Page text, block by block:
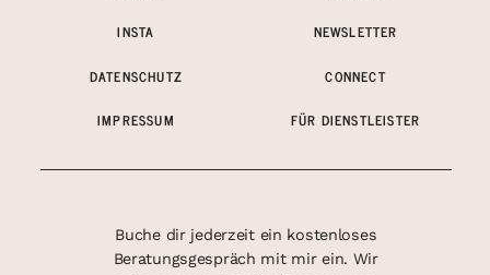
Buche dir jederzeit ein kostenloses
Beratungsgespräch mit mir ein. Wir
NEWSLETTER
IMPRESSUM
CONNECT
INSTA
FÜR DIENSTLEISTER
DATENSCHUTZ